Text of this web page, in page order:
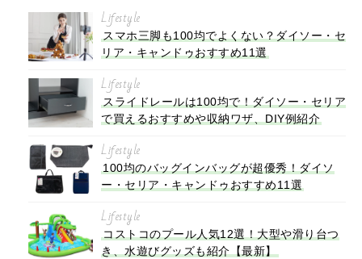
Lifestyle
スマホ三脚も100均でよくない？ダイソー・セ
リア・キャンドゥおすすめ11選
Lifestyle
スライドレールは100均で！ダイソー・セリア
で買えるおすすめや収納ワザ、DIY例紹介
Lifestyle
100均のバッグインバッグが超優秀！ダイソ
ー・セリア・キャンドゥおすすめ11選
Lifestyle
コストコのプール人気12選！大型や滑り台つ
き、水遊びグッズも紹介【最新】